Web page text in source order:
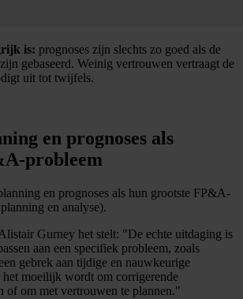
is: prognoses zijn slechts zo goed als de
gebaseerd. Weinig vertrouwen vertraagt de
uit tot twijfels.
en prognoses als
probleem
en prognoses als hun grootste FP&A-
en analyse).
Gurney het stelt: "De echte uitdaging is
aan een specifiek probleem, zoals
gebrek aan tijdige en nauwkeurige
moeilijk wordt om corrigerende
of om met vertrouwen te plannen."